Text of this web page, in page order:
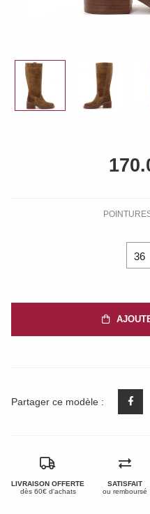
36
Partager ce modèle :
LIVRAISON OFFERTE
dès 60€ d'achats
SATISFAIT
ou remboursé